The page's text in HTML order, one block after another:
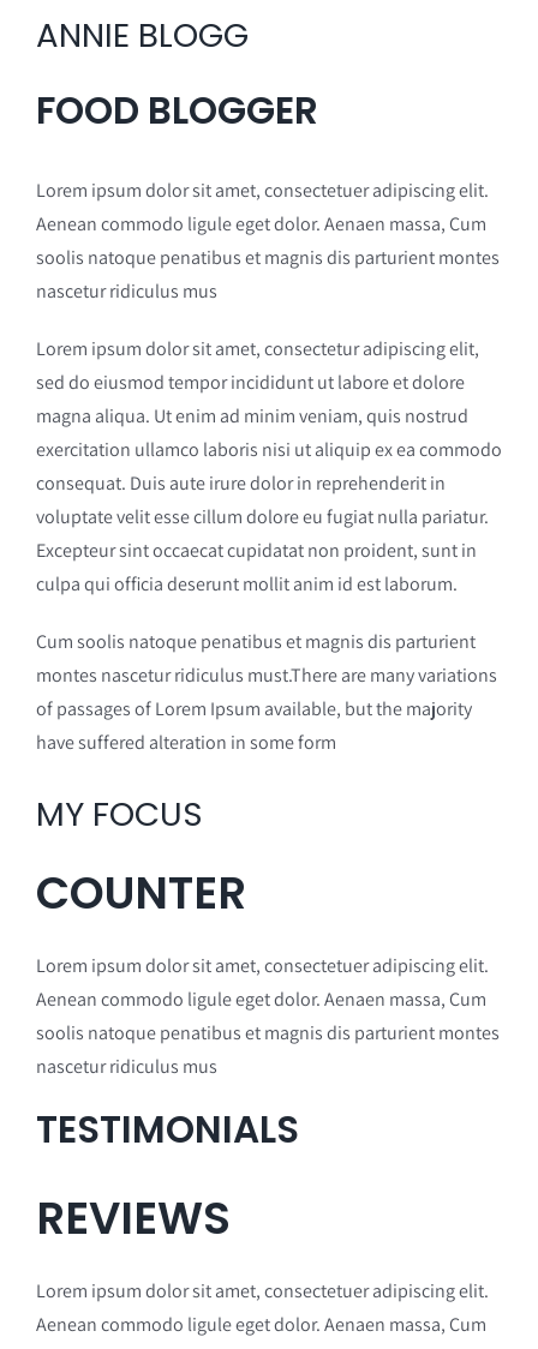
ANNIE BLOGG
FOOD BLOGGER
Lorem ipsum dolor sit amet, consectetuer adipiscing elit.
Aenean commodo ligule eget dolor. Aenaen massa, Cum
soolis natoque penatibus et magnis dis parturient montes
nascetur ridiculus mus
Lorem ipsum dolor sit amet, consectetur adipiscing elit,
sed do eiusmod tempor incididunt ut labore et dolore
magna aliqua. Ut enim ad minim veniam, quis nostrud
exercitation ullamco laboris nisi ut aliquip ex ea commodo
consequat. Duis aute irure dolor in reprehenderit in
voluptate velit esse cillum dolore eu fugiat nulla pariatur.
Excepteur sint occaecat cupidatat non proident, sunt in
culpa qui officia deserunt mollit anim id est laborum.
Cum soolis natoque penatibus et magnis dis parturient
montes nascetur ridiculus must.There are many variations
of passages of Lorem Ipsum available, but the majority
have suffered alteration in some form
MY FOCUS
COUNTER
Lorem ipsum dolor sit amet, consectetuer adipiscing elit.
Aenean commodo ligule eget dolor. Aenaen massa, Cum
soolis natoque penatibus et magnis dis parturient montes
nascetur ridiculus mus
TESTIMONIALS
REVIEWS
Lorem ipsum dolor sit amet, consectetuer adipiscing elit.
Aenean commodo ligule eget dolor. Aenaen massa, Cum